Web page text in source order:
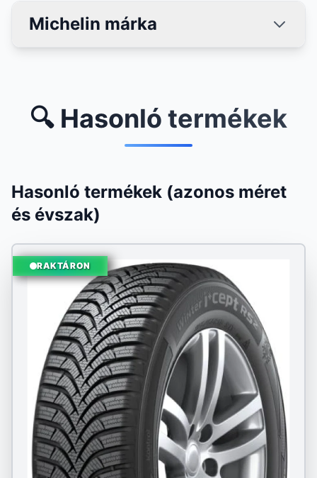
Michelin márka
🔍 Hasonló termékek
Hasonló termékek (azonos méret
és évszak)
RAKTÁRON